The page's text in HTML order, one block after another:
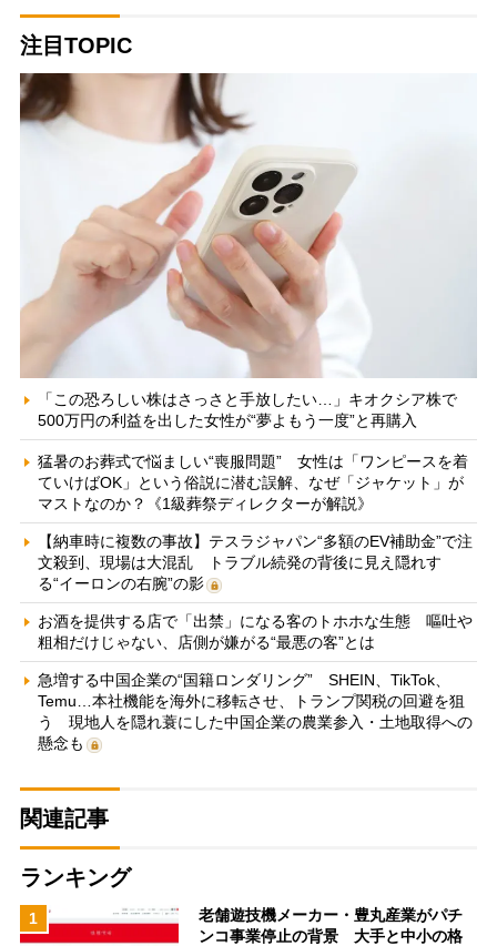
注目TOPIC
「この恐ろしい株はさっさと手放したい…」キオクシア株で
500万円の利益を出した女性が“夢よもう一度”と再購入
猛暑のお葬式で悩ましい“喪服問題” 女性は「ワンピースを着
ていけばOK」という俗説に潜む誤解、なぜ「ジャケット」が
マストなのか？《1級葬祭ディレクターが解説》
【納車時に複数の事故】テスラジャパン“多額のEV補助金”で注
文殺到、現場は大混乱 トラブル続発の背後に見え隠れす
る“イーロンの右腕”の影
お酒を提供する店で「出禁」になる客のトホホな生態 嘔吐や
粗相だけじゃない、店側が嫌がる“最悪の客”とは
急増する中国企業の“国籍ロンダリング” SHEIN、TikTok、
Temu…本社機能を海外に移転させ、トランプ関税の回避を狙
う 現地人を隠れ蓑にした中国企業の農業参入・土地取得への
懸念も
関連記事
ランキング
1
老舗遊技機メーカー・豊丸産業がパチ
ンコ事業停止の背景 大手と中小の格